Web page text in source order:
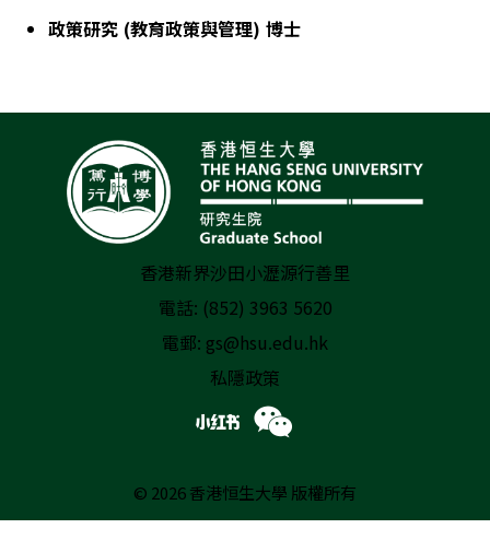
政策研究 (教育政策與管理) 博士
香港新界沙田小瀝源行善里
電話: (852) 3963 5620
電郵: gs@hsu.edu.hk
私隱政策
© 2026 香港恒生大學 版權所有